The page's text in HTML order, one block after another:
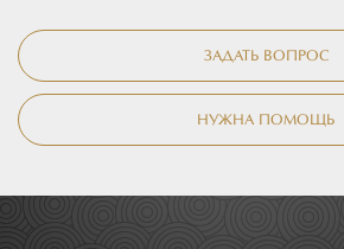
ЗАДАТЬ ВОПРОС
НУЖНА ПОМОЩЬ